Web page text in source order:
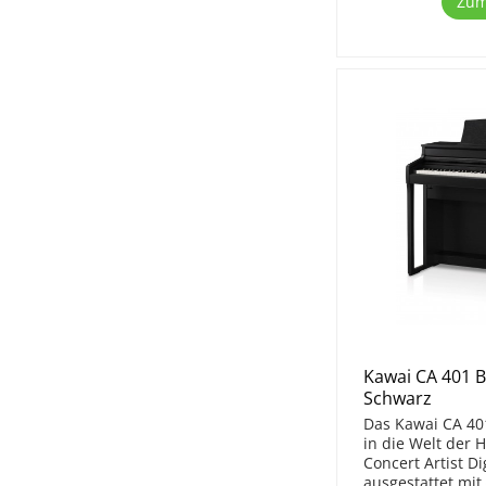
Kawai CA 401
Schwarz
Das Kawai CA
in die Welt der
Concert Artist